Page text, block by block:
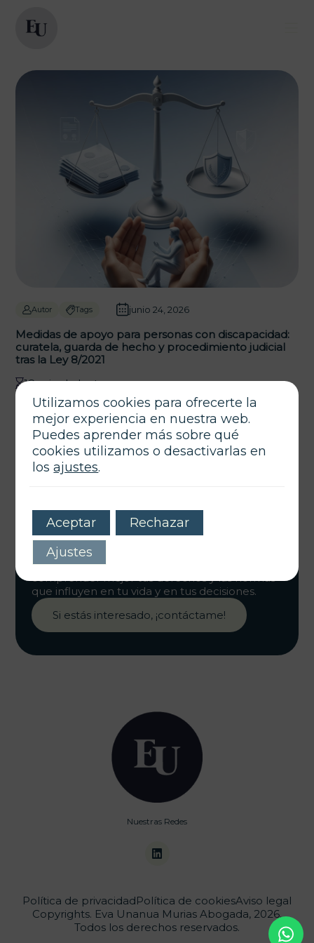
Autor Tags junio 24, 2026
Medidas de apoyo para personas con discapacidad:
curatela, guarda de hecho y procedimiento judicial
tras la Ley 8/2021
18 min de lectura
Actualidad Jurídica
Bienvenido alB log jurídico del Despacho
espacio donde comparto mis conocimientos,
ideas y herramientas legales para ayudarte a
comprender mejor tus derechos y las normas
que influyen en tu vida y en tus decisiones.
Si estás interesado, ¡contáctame!
Nuestras Redes
Copyrights. Eva Unanua Murias Abogada, 2026.
Todos los derechos reservados.
Política de privacidadPolítica de cookiesAviso legal
Utilizamos cookies para ofrecerte la
mejor experiencia en nuestra web.
Puedes aprender más sobre qué
cookies utilizamos o desactivarlas en
losajustes.
Aceptar
Rechazar
Ajustes